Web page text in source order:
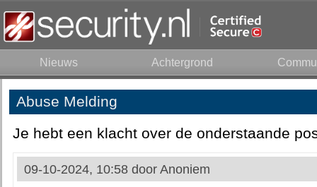
Nieuws Achtergrond
Abuse Melding
Je hebt een klacht over de onderstaande
09-10-2024, 10:58 door Anoniem